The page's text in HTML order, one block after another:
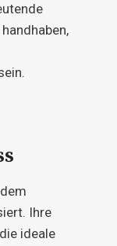
Ihre
ideale